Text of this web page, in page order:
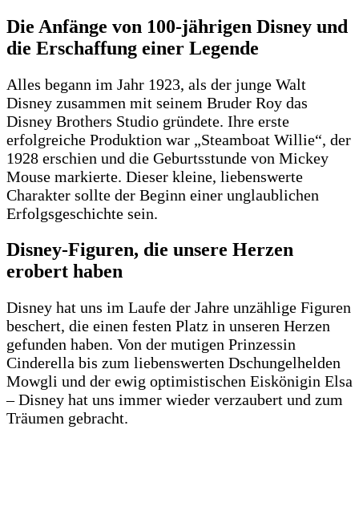
Die Anfänge von 100-jährigen Disney und
die Erschaffung einer Legende
Alles begann im Jahr 1923, als der junge Walt
Disney zusammen mit seinem Bruder Roy das
Disney Brothers Studio gründete. Ihre erste
erfolgreiche Produktion war „Steamboat Willie“, der
1928 erschien und die Geburtsstunde von Mickey
Mouse markierte. Dieser kleine, liebenswerte
Charakter sollte der Beginn einer unglaublichen
Erfolgsgeschichte sein.
Disney-Figuren, die unsere Herzen
erobert haben
Disney hat uns im Laufe der Jahre unzählige Figuren
beschert, die einen festen Platz in unseren Herzen
gefunden haben. Von der mutigen Prinzessin
Cinderella bis zum liebenswerten Dschungelhelden
Mowgli und der ewig optimistischen Eiskönigin Elsa
– Disney hat uns immer wieder verzaubert und zum
Träumen gebracht.